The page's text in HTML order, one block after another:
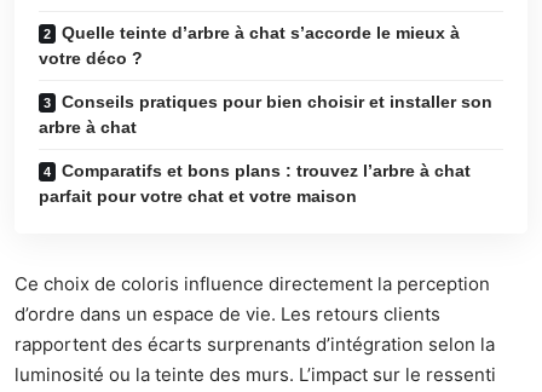
Quelle teinte d’arbre à chat s’accorde le mieux à
votre déco ?
Conseils pratiques pour bien choisir et installer son
arbre à chat
Comparatifs et bons plans : trouvez l’arbre à chat
parfait pour votre chat et votre maison
Ce choix de coloris influence directement la perception
d’ordre dans un espace de vie. Les retours clients
rapportent des écarts surprenants d’intégration selon la
luminosité ou la teinte des murs. L’impact sur le ressenti